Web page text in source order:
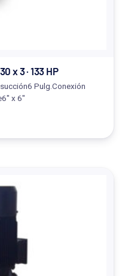
x 3 · 133 HP
Pulg.Conexión
x 6"